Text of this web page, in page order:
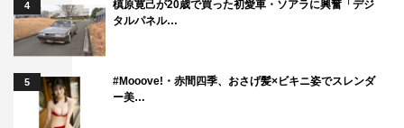
4
槙原寛己が20歳で買った初愛車・ソアラに興奮「デジ
タルパネル…
5
#Mooove!・赤間四季、おさげ髪×ビキニ姿でスレンダ
ー美…